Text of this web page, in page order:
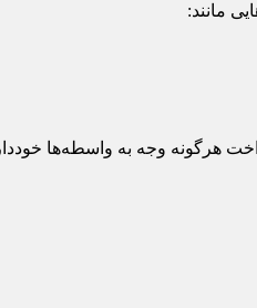
مانند:
هرگونه وجه به واسطه‌ها